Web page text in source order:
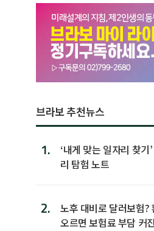
브라보 추천뉴스
1.
‘내게 맞는 일자리 찾기
리 탐험 노트
2.
노후 대비로 달러보험?
오르면 보험료 부담 커